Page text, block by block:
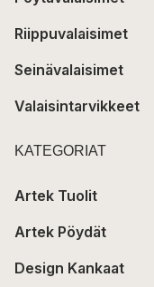
Riippuvalaisimet
Seinävalaisimet
Valaisintarvikkeet
KATEGORIAT
Artek Tuolit
Artek Pöydät
Design Kankaat